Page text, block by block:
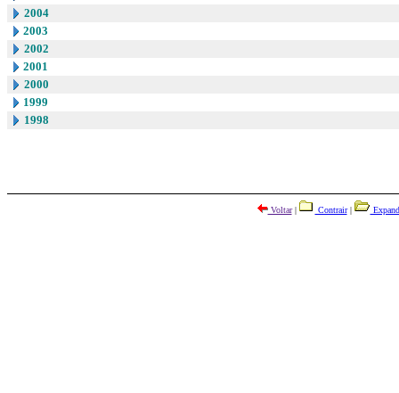
2004
2003
2002
2001
2000
1999
1998
Voltar| Contrair|